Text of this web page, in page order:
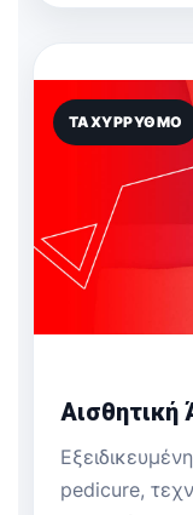
ΤΑΧΎΡΡΥΘΜΟ
pedicure,